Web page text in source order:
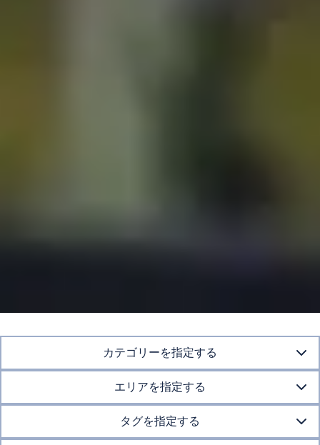
カテゴリーを指定する
エリアを指定する
タグを指定する